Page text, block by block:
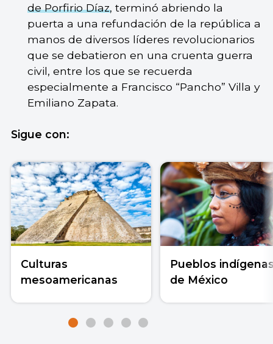
de Porfirio Díaz, terminó abriendo la
puerta a una refundación de la república a
manos de diversos líderes revolucionarios
que se debatieron en una cruenta guerra
civil, entre los que se recuerda
especialmente a Francisco “Pancho” Villa y
Emiliano Zapata.
Sigue con:
Culturas
mesoamericanas
Pueblos
de México